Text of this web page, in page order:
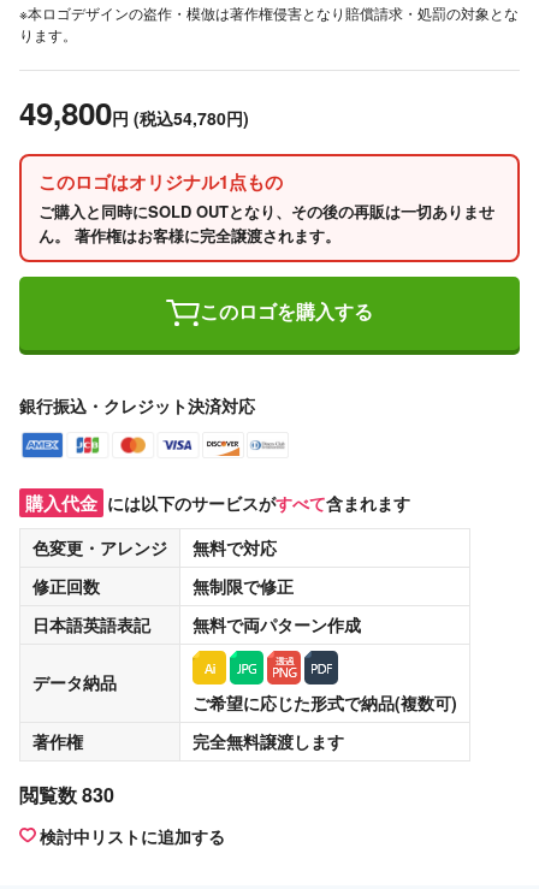
※本ロゴデザインの盗作・模倣は著作権侵害となり賠償請求・処罰の対象とな
ります。
49,800円 (税込54,780円)
このロゴはオリジナル1点もの
ご購入と同時にSOLD OUTとなり、その後の再販は一切ありませ
ん。 著作権はお客様に完全譲渡されます。
このロゴを購入する
銀行振込・クレジット決済対応
購入代金 には以下のサービスがすべて含まれます
色変更・アレンジ
無料で対応
修正回数
無制限で修正
日本語英語表記
無料で両パターン作成
データ納品
ご希望に応じた形式で納品(複数可)
著作権
完全無料譲渡します
閲覧数 830
検討中リストに追加する